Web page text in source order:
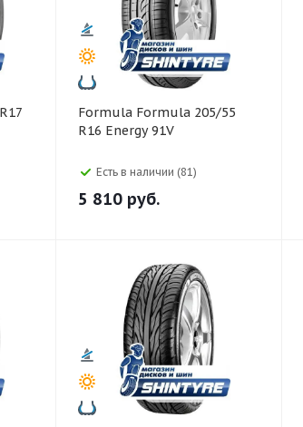
Formula Formula 205/55
R16 Energy 91V
Есть в наличии (81)
5 810 руб.